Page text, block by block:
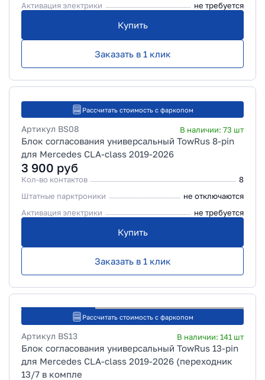
Активация электрики
не требуется
Купить
Заказать в 1 клик
Рассчитать стоимость с фаркопом
Артикул BS08 В наличии: 73 шт
Блок согласования универсальный TowRus 8-pin
для Mercedes CLA-class 2019-2026
3 900 руб
Кол-во контактов
8
Штатные парктроники
не отключаются
Активация электрики
не требуется
Купить
Заказать в 1 клик
Рассчитать стоимость с фаркопом
Артикул BS13 В наличии: 141 шт
Блок согласования универсальный TowRus 13-pin
для Mercedes CLA-class 2019-2026 (переходник
13/7 в компле